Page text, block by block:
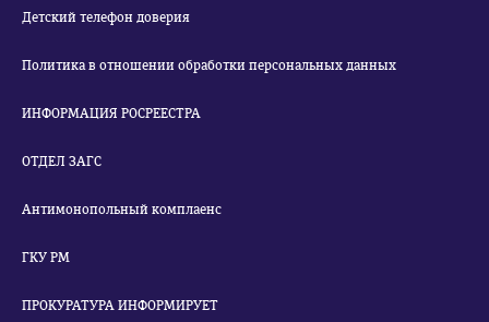
Детский телефон доверия
Политика в отношении обработки персональных данных
ИНФОРМАЦИЯ РОСРЕЕСТРА
ОТДЕЛ ЗАГС
Антимонопольный комплаенс
ГКУ РМ
ПРОКУРАТУРА ИНФОРМИРУЕТ